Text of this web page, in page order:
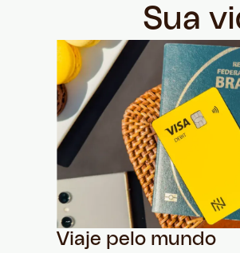
Sua
Viaje pelo mundo